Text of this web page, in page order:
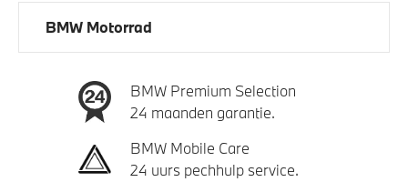
BMW Motorrad
BMW Premium Selection
24 maanden garantie.
BMW Mobile Care
24 uurs pechhulp service.